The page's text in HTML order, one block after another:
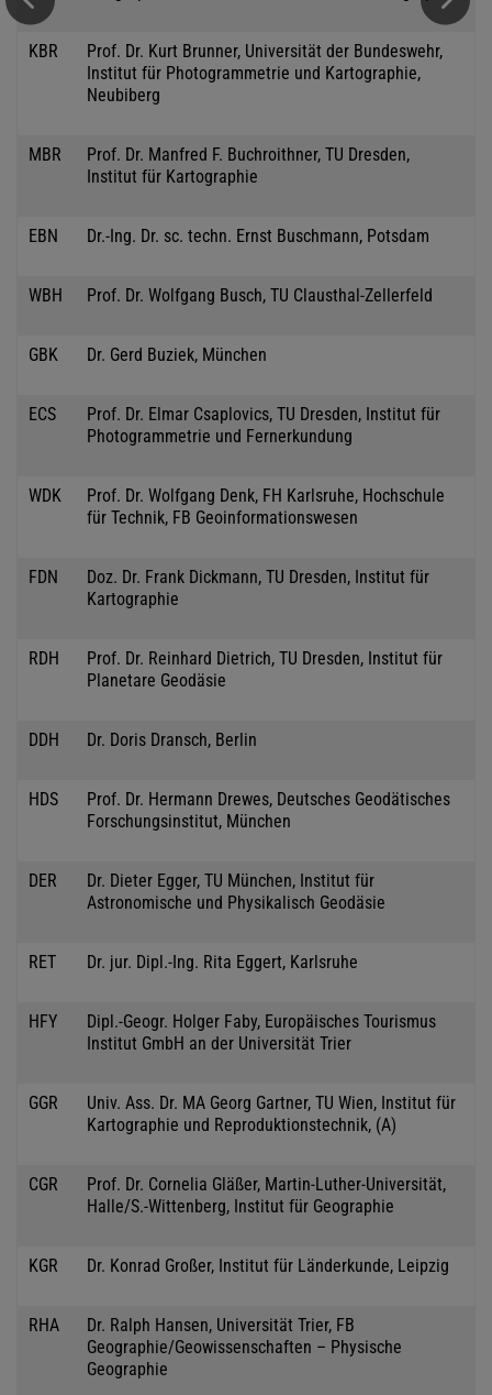
KBR
Prof. Dr. Kurt Brunner, Universität der Bundeswehr,
Institut für Photogrammetrie und Kartographie,
Neubiberg
MBR
Prof. Dr. Manfred F. Buchroithner, TU Dresden,
Institut für Kartographie
EBN Dr.-Ing. Dr. sc. techn. Ernst Buschmann, Potsdam
WBH Prof. Dr. Wolfgang Busch, TU Clausthal-Zellerfeld
GBK Dr. Gerd Buziek, München
ECS
Prof. Dr. Elmar Csaplovics, TU Dresden, Institut für
Photogrammetrie und Fernerkundung
WDK
Prof. Dr. Wolfgang Denk, FH Karlsruhe, Hochschule
für Technik, FB Geoinformationswesen
FDN
Doz. Dr. Frank Dickmann, TU Dresden, Institut für
Kartographie
RDH
Prof. Dr. Reinhard Dietrich, TU Dresden, Institut für
Planetare Geodäsie
DDH Dr. Doris Dransch, Berlin
HDS
Prof. Dr. Hermann Drewes, Deutsches Geodätisches
Forschungsinstitut, München
DER
Dr. Dieter Egger, TU München, Institut für
Astronomische und Physikalisch Geodäsie
RET Dr. jur. Dipl.-Ing. Rita Eggert, Karlsruhe
HFY
Dipl.-Geogr. Holger Faby, Europäisches Tourismus
Institut GmbH an der Universität Trier
GGR
Univ. Ass. Dr. MA Georg Gartner, TU Wien, Institut für
Kartographie und Reproduktionstechnik, (A)
CGR
Prof. Dr. Cornelia Gläßer, Martin-Luther-Universität,
Halle/S.-Wittenberg, Institut für Geographie
KGR Dr. Konrad Großer, Institut für Länderkunde, Leipzig
RHA
Dr. Ralph Hansen, Universität Trier, FB
Geographie/Geowissenschaften – Physische
Geographie